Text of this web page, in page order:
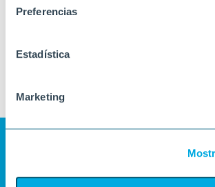
Preferencias
Estadística
Marketing